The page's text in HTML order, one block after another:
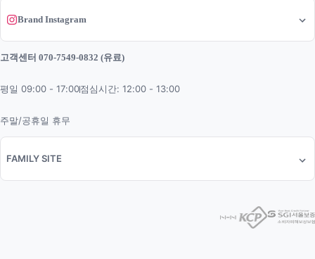
Brand Instagram
고객센터 070-7549-0832 (유료)
평일 09:00 - 17:00점심시간: 12:00 - 13:00
주말/공휴일 휴무
FAMILY SITE